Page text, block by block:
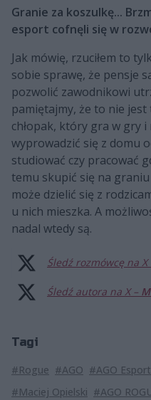
Granie za koszulkę...
esport cofnęli się w
Jak mówię, rzuciłem to
sobie sprawę, że pensje
pozwolić zawodnikowi
pamiętajmy, że to nie jest
chłopak, który gra w gry i
wyprowadzić się z domu
studiować czy pracować
temu skupić się na
może dzielić się z
u nich mieszka. A
nadal wtedy są.
Śledź rozmówcę na X
Śledź autora na X –
Tagi
#Rogue #AGO #AGO
#Maciej Opielski #AGO